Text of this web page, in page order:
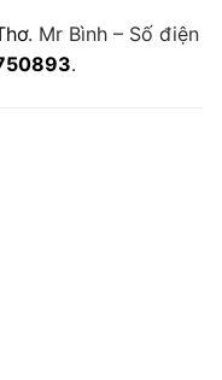
. Mr Bình – Số điện
.